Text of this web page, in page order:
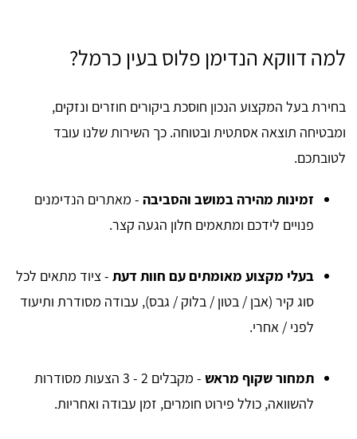
למה דווקא הנדימן פלוס בעין כרמל?
בחירת בעל המקצוע הנכון חוסכת ביקורים חוזרים ונזקים,
ומבטיחה תוצאה אסתטית ובטוחה. כך השירות שלנו עובד
לטובתכם.
זמינות מהירה במושב והסביבה - מאתרים הנדימנים
פנויים לידכם ומתאמים חלון הגעה קצר.
בעלי מקצוע מאומתים עם חוות דעת - ציוד מתאים לכל
סוג קיר (אבן / בטון / בלוק / גבס), עבודה מסודרת ותיעוד
לפני / אחרי.
תמחור שקוף מראש
- מקבלים 2 - 3 הצעות מסודרות
להשוואה, כולל פירוט חומרים, זמן עבודה ואחריות.